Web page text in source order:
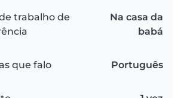
trabalho de
Na casa da
babá
que falo Português